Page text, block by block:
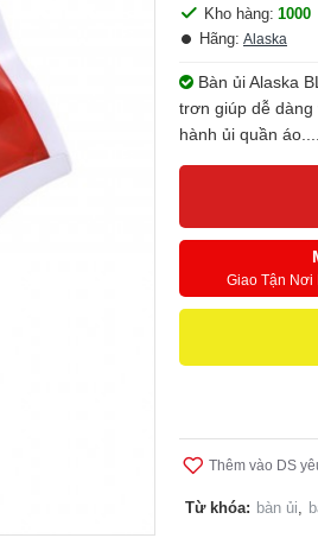
Kho hàng: 1000
Hãng: Alaska
Bàn ủi Alaska
trơn giúp dễ dàng
hành ủi quần áo....
Giao Tận Nơi
Thêm vào DS
Từ khóa: bàn ủi,